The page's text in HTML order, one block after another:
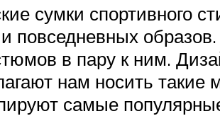
сумки спортивного
образов.
в пару к ним.
нам носить такие
самые